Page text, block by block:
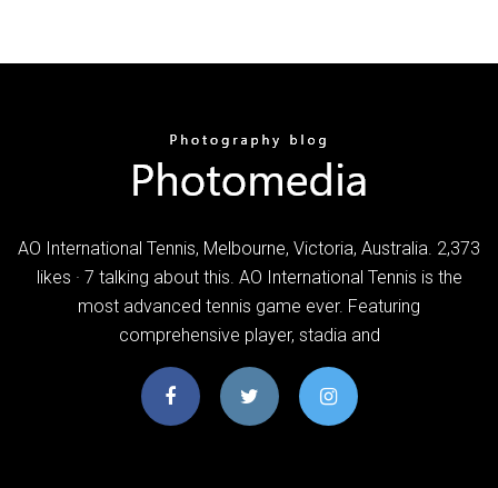
AO International Tennis, Melbourne, Victoria, Australia. 2,373
likes · 7 talking about this. AO International Tennis is the
most advanced tennis game ever. Featuring
comprehensive player, stadia and